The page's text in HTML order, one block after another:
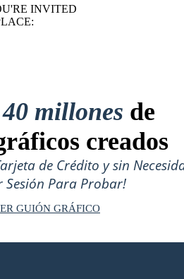
INVITED
40 millones de
creados
de Crédito y sin
Sesión Para Probar!
GUIÓN GRÁFICO